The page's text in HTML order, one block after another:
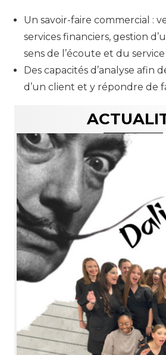
Un savoir-faire commercial :
services financiers, gestion
sens de l’écoute et du service
Des capacités d’analyse afin
d’un client et y répondre de